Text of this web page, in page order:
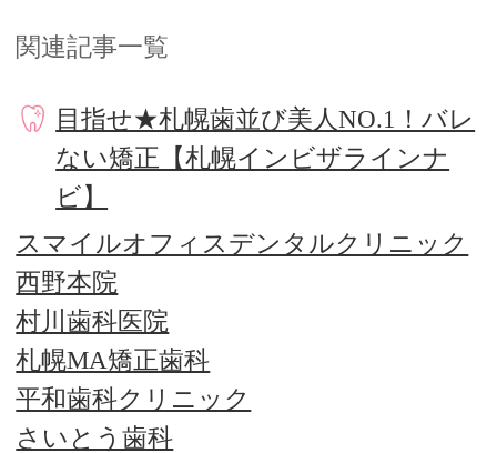
関連記事一覧
目指せ★札幌歯並び美人NO.1！バレ
ない矯正【札幌インビザラインナ
ビ】
スマイルオフィスデンタルクリニック
西野本院
村川歯科医院
札幌MA矯正歯科
平和歯科クリニック
さいとう歯科